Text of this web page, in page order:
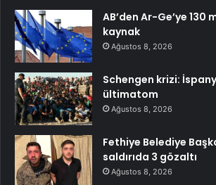
AB’den Ar-Ge’ye 130
kaynak
Ağustos 8, 2026
Schengen krizi:
ültimatom
Ağustos 8, 2026
Fethiye Belediye
saldırıda 3 gözaltı
Ağustos 8, 2026